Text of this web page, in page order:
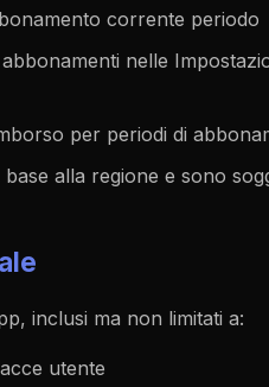
corrente periodo
nelle
per periodi di
alla regione e sono
inclusi ma non limitati a:
utente